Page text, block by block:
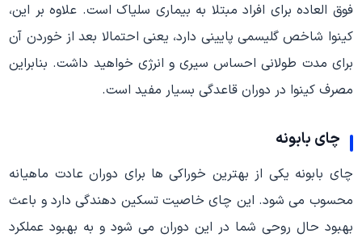
فوق العاده برای افراد مبتلا به بیماری سلیاک است. علاوه بر این،
کینوا شاخص گلیسمی پایینی دارد، یعنی احتمالا بعد از خوردن آن
برای مدت طولانی احساس سیری و انرژی خواهید داشت. بنابراین
مصرف کینوا در دوران قاعدگی بسیار مفید است.
چای بابونه
چای بابونه یکی از بهترین خوراکی ها برای دوران عادت ماهیانه
محسوب می شود. این چای خاصیت تسکین دهندگی دارد و باعث
بهبود حال روحی شما در این دوران می شود و به بهبود عملکرد